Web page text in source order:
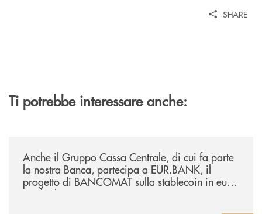
SHARE
Ti potrebbe interessare anche:
Anche il Gruppo Cassa Centrale, di cui fa parte
la nostra Banca, partecipa a EUR.BANK, il
progetto di BANCOMAT sulla stablecoin in euro
e sul relativo ecosistema